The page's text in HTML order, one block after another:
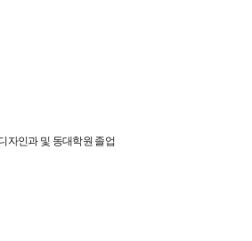
자인과 및 동대학원 졸업